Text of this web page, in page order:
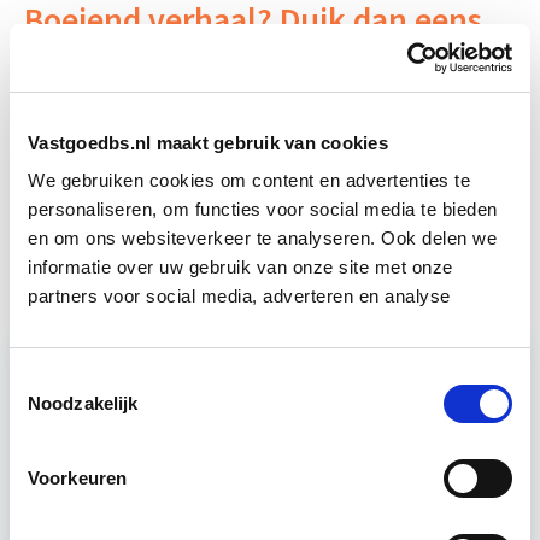
Vastgoedbs.nl maakt gebruik van cookies
We gebruiken cookies om content en advertenties te
personaliseren, om functies voor social media te bieden
en om ons websiteverkeer te analyseren. Ook delen we
informatie over uw gebruik van onze site met onze
partners voor social media, adverteren en analyse
Noodzakelijk
Voorkeuren
Boeiend verhaal? Duik dan eens
Vastgoedstrategie, Portfolio- en
Risicomanagement
Start wo
9 dec